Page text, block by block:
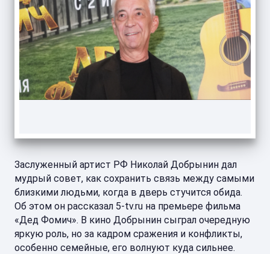
Заслуженный артист РФ Николай Добрынин дал
мудрый совет, как сохранить связь между самыми
близкими людьми, когда в дверь стучится обида.
Об этом он рассказал 5-tv.ru на премьере фильма
«Дед Фомич». В кино Добрынин сыграл очередную
яркую роль, но за кадром сражения и конфликты,
особенно семейные, его волнуют куда сильнее.